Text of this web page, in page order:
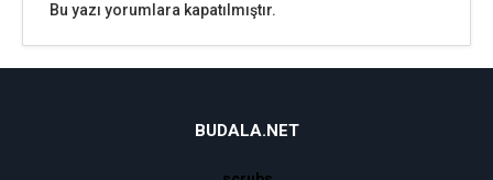
Bu yazı yorumlara kapatılmıştır.
BUDALA.NET